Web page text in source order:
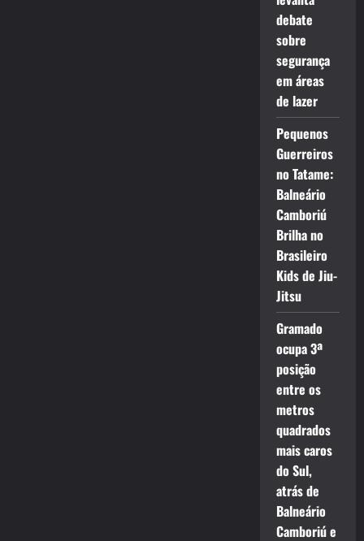
debate
sobre
segurança
em áreas
de lazer
Pequenos
Guerreiros
no Tatame:
Balneário
Camboriú
Brilha no
Brasileiro
Kids de Jiu-
Jitsu
Gramado
ocupa 3ª
posição
entre os
metros
quadrados
mais caros
do Sul,
atrás de
Balneário
Camboriú e